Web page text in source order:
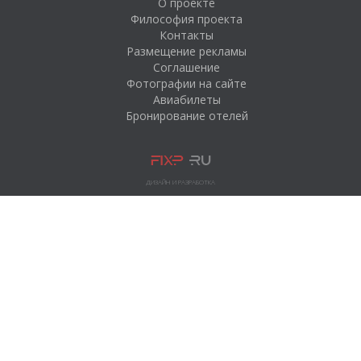
Рыбалка на озере
водохранилище)
Загородный эко-отель
«Большая медведица»
Гостевой дом на
Турбаза «Сегозеро»
Философия проекта
Контакты
Размещение рекламы
Соглашение
Фотографии на сайте
Авиабилеты
Бронирование отелей
ДИЗАЙН И РАЗРАБОТКА